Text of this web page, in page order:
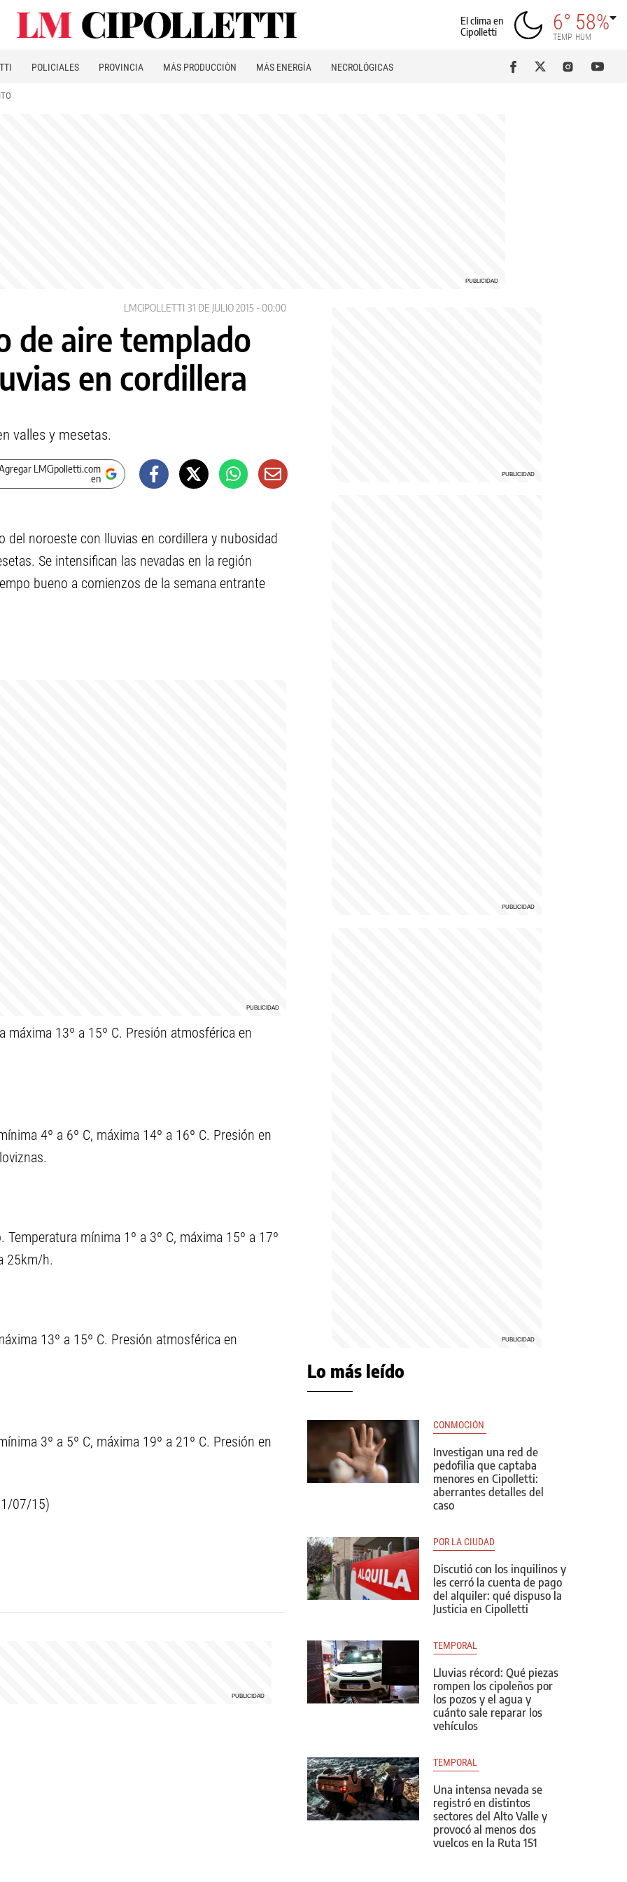
El clima en
Cipolletti
6°
TEMP
58%
HUM
POLICIALES PROVINCIA MÁS PRODUCCIÓN MÁS ENERGÍA NECROLÓGICAS
LMCIPOLLETTI 31 DE JULIO 2015 - 00:00
de aire templado
en cordillera
valles y mesetas.
LMCipolletti.com
en
noroeste con lluvias en cordillera y nubosidad
Se intensifican las nevadas en la región
bueno a comienzos de la semana entrante
máxima 13º a 15º C. Presión atmosférica en
4º a 6º C, máxima 14º a 16º C. Presión en
mínima 1º a 3º C, máxima 15º a 17º
25km/h.
13º a 15º C. Presión atmosférica en
3º a 5º C, máxima 19º a 21º C. Presión en
07/15)
Lo más leído
CONMOCIÓN
Investigan una red de
pedofilia que captaba
menores en Cipolletti:
aberrantes detalles del
caso
POR LA CIUDAD
Discutió con los inquilinos y
les cerró la cuenta de pago
del alquiler: qué dispuso la
Justicia en Cipolletti
TEMPORAL
Lluvias récord: Qué piezas
rompen los cipoleños por
los pozos y el agua y
cuánto sale reparar los
vehículos
TEMPORAL
Una intensa nevada se
registró en distintos
sectores del Alto Valle y
provocó al menos dos
vuelcos en la Ruta 151